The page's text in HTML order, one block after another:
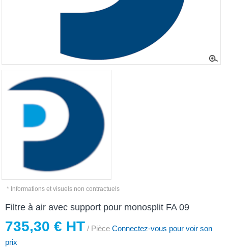
* Informations et visuels non contractuels
Filtre à air avec support pour monosplit FA 09
735,30 € HT / Pièce Connectez-vous pour voir son
prix